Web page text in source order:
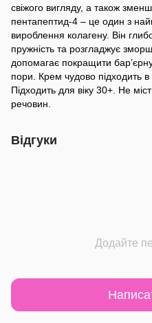
свіжого вигляду, а також
пентапептид-4 – це один з
вироблення колагену. Він
пружність та розгладжує
допомагає покращити
пори. Крем чудово підходить в
Підходить для віку 30+. Не
речовин.
Відгуки
Додайте